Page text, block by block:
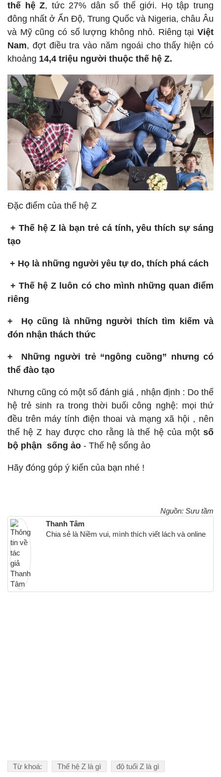
thế hệ Z, tức 27% dân số thế giới. Họ tập trung
đông nhất ở Ấn Độ, Trung Quốc và Nigeria, châu Âu
và Mỹ cũng có số lượng không nhỏ. Riêng tại Việt
Nam, đợt điều tra vào năm ngoái cho thấy hiện có
khoảng 14,4 triệu người thuộc thế hệ Z.
Đặc điểm của thế hệ Z
+ Thế hệ Z là bạn trẻ cá tính, yêu thích sự sáng
tạo
+ Họ là những người yêu tự do, thích phá cách
+ Thế hệ Z luôn có cho mình những quan điểm
riêng
+ Họ cũng là những người thích tìm kiếm và
đón nhận thách thức
+ Những người trẻ “ngông cuồng” nhưng có
thể đào tạo
Nhưng cũng có một số đánh giá , nhận định : Do thế
hệ trẻ sinh ra trong thời buối công nghệ: mọi thứ
đều trên máy tính điện thoai và mạng xã hội , nên
thế hệ Z hay được cho rằng là thế hệ của mộtsố
bộ phận sống ảo - Thế hệ sống ảo
Hãy đóng góp ý kiến của bạn nhé !
Nguồn: Sưu tầm
Thanh Tâm
Chia sẻ là Niềm vui, mình thích viết lách và online
Từ khoá: Thế hệ Z là gì độ tuổi Z là gì